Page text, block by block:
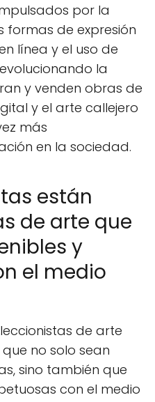
por la
formas de expresión
línea y el uso de
la
y venden obras de
y el arte callejero
más
en la sociedad.
están
de arte que
y
el medio
de arte
no solo sean
sino también que
con el medio